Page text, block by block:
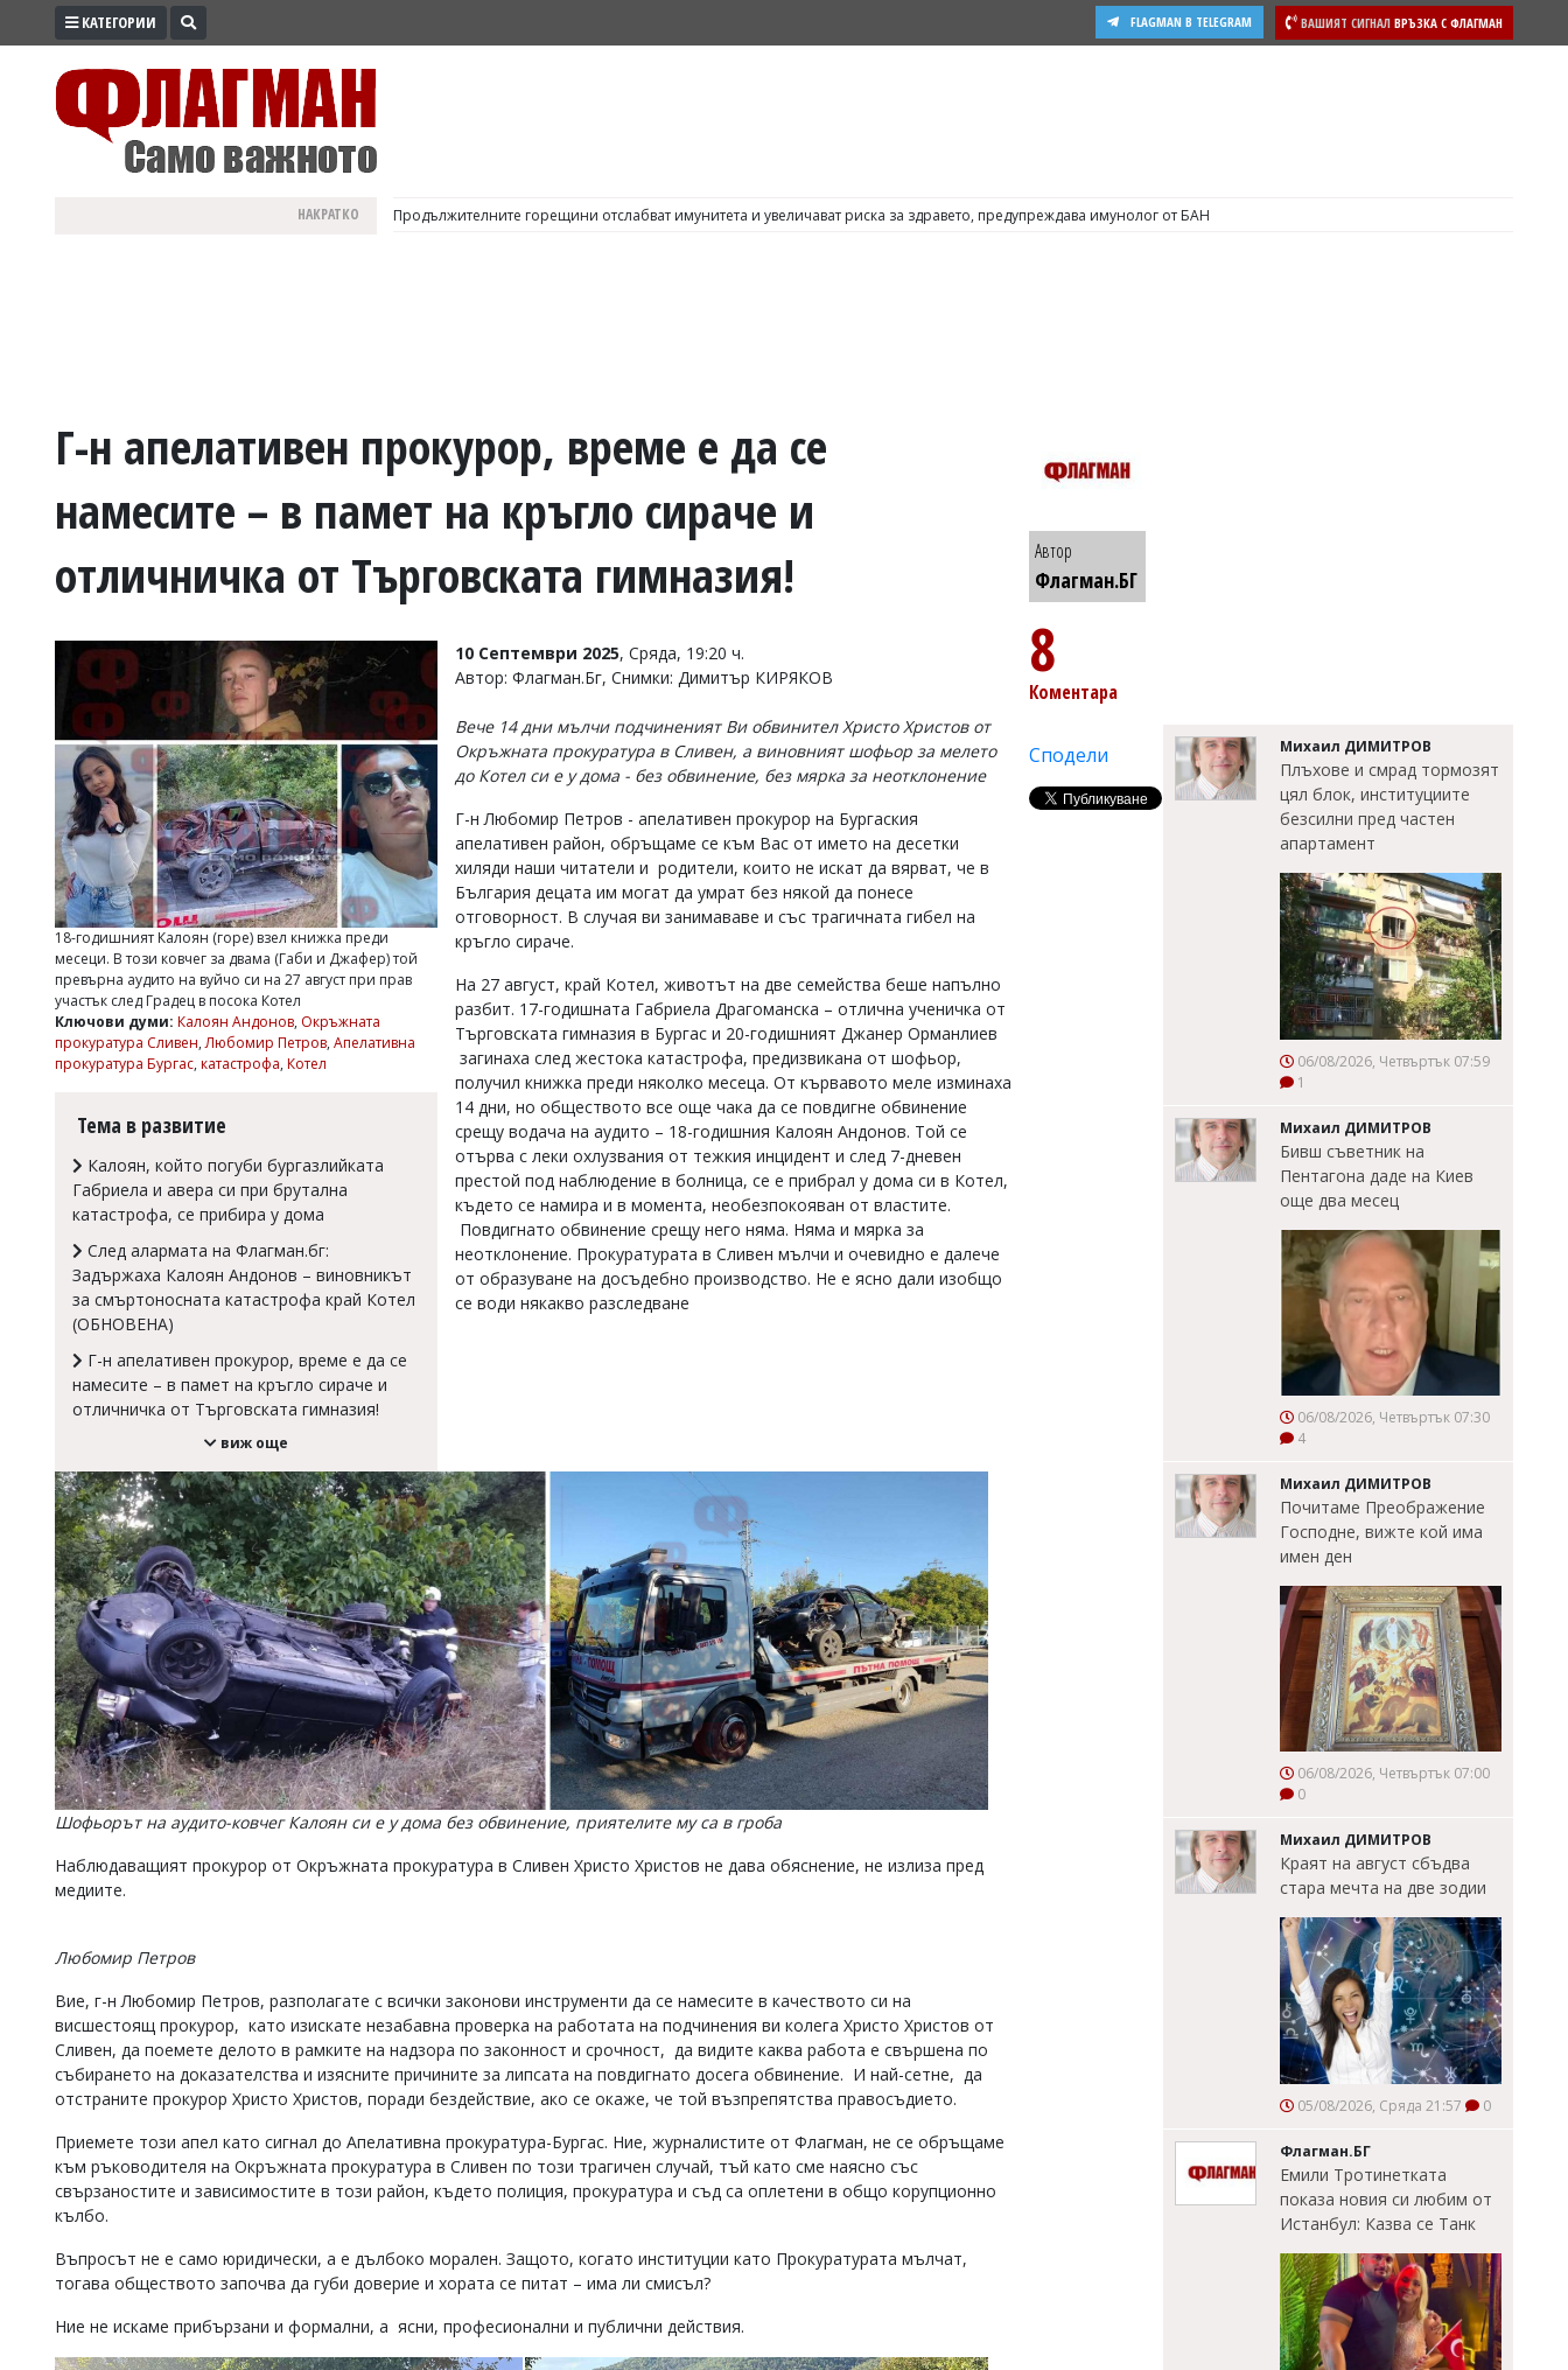
ПРОМО
ВОЙНАТА
УКРАЙНА
РАЗСЛЕДВАНЕ
БИЗНЕС
Управители:
Василев,
v.vasilev@flagman.bg
Касабова,
k.kassabova@flagman.bg
Главен
редактор:
office@flagman.bg
Коментарите
въвеждат
читателите
отговорност
откриете
коментар,
сигнализирайте
КАТЕГОРИИ ВАШИЯТ СИГНАЛ ВРЪЗКА С ФЛАГМАН
FLAGMAN В TELEGRAM
НАКРАТКО Продължителните горещини отслабват имунитета и увеличават риска за здравето, предупреждава имунолог от БАН
Г-н апелативен прокурор, време е да се
намесите – в памет на кръгло сираче и
отличничка от Търговската гимназия!
18-годишният Калоян (горе) взел книжка преди
месеци. В този ковчег за двама (Габи и Джафер) той
превърна аудито на вуйчо си на 27 август при прав
участък след Градец в посока Котел
Ключови думи: Калоян Андонов, Окръжната
прокуратура Сливен,Любомир Петров, Апелативна
прокуратура Бургас, катастрофа, Котел
Тема в развитие
Калоян, който погуби бургазлийката
Габриела и авера си при брутална
катастрофа, се прибира у дома
След алармата на Флагман.бг:
Задържаха Калоян Андонов – виновникът
за смъртоносната катастрофа край Котел
(ОБНОВЕНА)
Г-н апелативен прокурор, време е да се
намесите – в памет на кръгло сираче и
отличничка от Търговската гимназия!
виж още
10 Септември 2025, Сряда, 19:20 ч.
Автор: Флагман.Бг, Снимки: Димитър КИРЯКОВ
Вече 14 дни мълчи подчиненият Ви обвинител Христо Христов от
Окръжната прокуратура в Сливен, а виновният шофьор за мелето
до Котел си е у дома - без обвинение, без мярка за неотклонение
Г-н Любомир Петров - апелативен прокурор на Бургаския
апелативен район, обръщаме се към Вас от името на десетки
хиляди наши читатели и родители, които не искат да вярват, че в
България децата им могат да умрат без някой да понесе
отговорност. В случая ви занимававе и със трагичната гибел на
кръгло сираче.
На 27 август, край Котел, животът на две семейства беше напълно
разбит. 17-годишната Габриела Драгоманска – отлична ученичка от
Търговската гимназия в Бургас и 20-годишният Джанер Орманлиев
загинаха след жестока катастрофа, предизвикана от шофьор,
получил книжка преди няколко месеца. От кървавото меле изминаха
14 дни, но обществото все още чака да се повдигне обвинение
срещу водача на аудито – 18-годишния Калоян Андонов. Той се
отърва с леки охлузвания от тежкия инцидент и след 7-дневен
престой под наблюдение в болница, се е прибрал у дома си в Котел,
където се намира и в момента, необезпокояван от властите.
Повдигнато обвинение срещу него няма. Няма и мярка за
неотклонение. Прокуратурата в Сливен мълчи и очевидно е далече
от образуване на досъдебно производство. Не е ясно дали изобщо
се води някакво разследване
Шофьорът на аудито-ковчег Калоян си е у дома без обвинение, приятелите му са в гроба
Наблюдаващият прокурор от Окръжната прокуратура в Сливен Христо Христов не дава обяснение, не излиза пред
медиите.
Любомир Петров
Вие, г-н Любомир Петров, разполагате с всички законови инструменти да се намесите в качеството си на
висшестоящ прокурор, като изискате незабавна проверка на работата на подчинения ви колега Христо Христов от
Сливен, да поемете делото в рамките на надзора по законност и срочност, да видите каква работа е свършена по
събирането на доказателства и изясните причините за липсата на повдигнато досега обвинение. И най-сетне, да
отстраните прокурор Христо Христов, поради бездействие, ако се окаже, че той възпрепятства правосъдието.
Приемете този апел като сигнал до Апелативна прокуратура-Бургас. Ние, журналистите от Флагман, не се обръщаме
към ръководителя на Окръжната прокуратура в Сливен по този трагичен случай, тъй като сме наясно със
свързаностите и зависимостите в този район, където полиция, прокуратура и съд са оплетени в общо корупционно
кълбо.
Въпросът не е само юридически, а е дълбоко морален. Защото, когато институции като Прокуратурата мълчат,
тогава обществото започва да губи доверие и хората се питат – има ли смисъл?
Ние не искаме прибързани и формални, а ясни, професионални и публични действия.
Автор
Флагман.БГ
8
Коментара
Сподели Михаил ДИМИТРОВ
Плъхове и смрад тормозят
цял блок, институциите
безсилни пред частен
апартамент
06/08/2026, Четвъртък 07:59
1
Михаил ДИМИТРОВ
Бивш съветник на
Пентагона даде на Киев
още два месец
06/08/2026, Четвъртък 07:30
4
Михаил ДИМИТРОВ
Почитаме Преображение
Господне, вижте кой има
имен ден
06/08/2026, Четвъртък 07:00
0
Михаил ДИМИТРОВ
Краят на август сбъдва
стара мечта на две зодии
05/08/2026, Сряда 21:57 0
Флагман.БГ
Емили Тротинетката
показа новия си любим от
Истанбул: Казва се Танк